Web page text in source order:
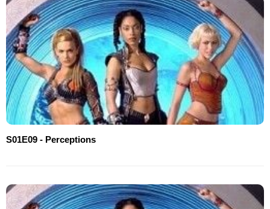
S01E09 - Perceptions